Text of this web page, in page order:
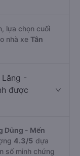
lựa chọn cuối
nhà xe Tân
-
được
Dũng - Mến
4.3/5 dựa
số minh chứng